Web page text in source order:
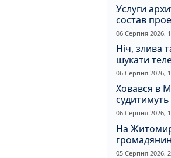
Услуги
состав
стоимость
06 Серпня 2026,
Ніч, злива
шукати
не
06 Серпня 2026,
Ховався в
іноземця за
06 Серпня 2026,
На
05 Серпня 2026,